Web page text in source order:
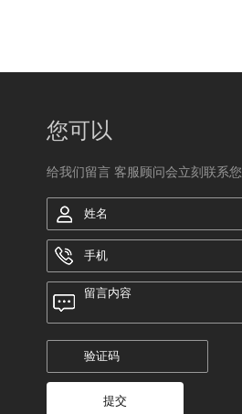
您可以
给我们留言 客服顾问会立刻联系您